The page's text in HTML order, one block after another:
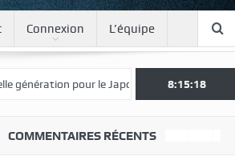
Connexion L’équipe
le Japon Une journée spotter à Luxeuil
8:15:19
COMMENTAIRES RÉCENTS